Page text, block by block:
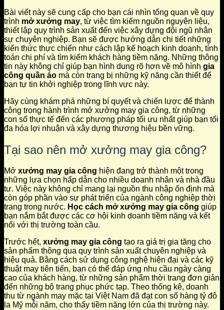
Bài viết này sẽ cung cấp cho bạn cái nhìn tổng quan về quy
trình mở xưởng may, từ việc tìm kiếm nguồn nguyên liệu,
thiết lập quy trình sản xuất đến việc xây dựng đội ngũ nhân
sự chuyên nghiệp. Bạn sẽ được hướng dẫn chi tiết những
kiến thức thực chiến như cách lập kế hoạch kinh doanh, tính
toán chi phí và tìm kiếm khách hàng tiềm năng. Những thông
tin này không chỉ giúp bạn hình dung rõ hơn về mô hình gia
công quần áo mà còn trang bị những kỹ năng cần thiết để
bạn tự tin khởi nghiệp trong lĩnh vực này.
Hãy cùng khám phá những bí quyết và chiến lược để thành
công trong hành trình mở xưởng may gia công, từ những
con số thực tế đến các phương pháp tối ưu nhất giúp bạn tối
đa hóa lợi nhuận và xây dựng thương hiệu bền vững.
Tại sao nên mở xưởng may gia công?
Mở xưởng may gia công hiện đang trở thành một trong
những lựa chọn hấp dẫn cho nhiều doanh nhân và nhà đầu
tư. Việc này không chỉ mang lại nguồn thu nhập ổn định mà
còn góp phần vào sự phát triển của ngành công nghiệp thời
trang trong nước. Học cách mở xưởng may gia công giúp
bạn nắm bắt được các cơ hội kinh doanh tiềm năng và kết
nối với thị trường toàn cầu.
Trước hết, xưởng may gia công tạo ra giá trị gia tăng cho
sản phẩm thông qua quy trình sản xuất chuyên nghiệp và
hiệu quả. Bằng cách sử dụng công nghệ hiện đại và các kỹ
thuật may tiên tiến, bạn có thể đáp ứng nhu cầu ngày càng
cao của khách hàng, từ những sản phẩm thời trang đơn giản
đến những bộ trang phục phức tạp. Theo thống kê, doanh
thu từ ngành may mặc tại Việt Nam đã đạt con số hàng tỷ đô
la Mỹ mỗi năm, cho thấy tiềm năng lớn của thị trường này.